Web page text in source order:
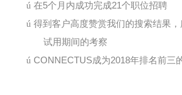
ú 在5个月内成功完成21 个职位招聘
ú 得到客户高度赞赏我们的搜索结果
试用期间的考察
ú CONNECTUS成为2018年排名前三